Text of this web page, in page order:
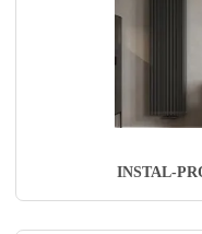
INSTAL-